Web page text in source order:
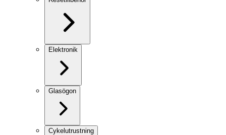
Elektronik
Glasögon
Cykelutrustning